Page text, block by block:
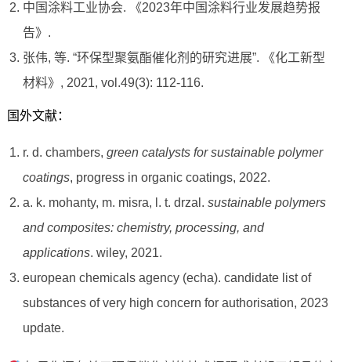
中国涂料工业协会. 《2023年中国涂料行业发展趋势报
告》.
张伟, 等. “环保型聚氨酯催化剂的研究进展”. 《化工新型
材料》, 2021, vol.49(3): 112-116.
国外文献：
r. d. chambers, green catalysts for sustainable polymer
coatings, progress in organic coatings, 2022.
a. k. mohanty, m. misra, l. t. drzal. sustainable polymers
and composites: chemistry, processing, and
applications. wiley, 2021.
european chemicals agency (echa). candidate list of
substances of very high concern for authorisation, 2023
update.